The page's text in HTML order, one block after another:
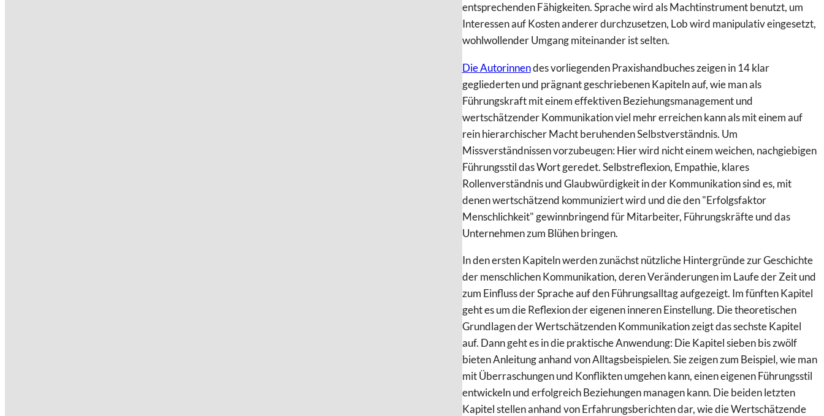
entsprechenden Fähigkeiten. Sprache wird als Machtinstrument benutzt, um
Interessen auf Kosten anderer durchzusetzen, Lob wird manipulativ eingesetzt,
wohlwollender Umgang miteinander ist selten.
Die Autorinnendes vorliegenden Praxishandbuches zeigen in 14 klar
gegliederten und prägnant geschriebenen Kapiteln auf, wie man als
Führungskraft mit einem effektiven Beziehungsmanagement und
wertschätzender Kommunikation viel mehr erreichen kann als mit einem auf
rein hierarchischer Macht beruhenden Selbstverständnis. Um
Missverständnissen vorzubeugen: Hier wird nicht einem weichen, nachgiebigen
Führungsstil das Wort geredet. Selbstreflexion, Empathie, klares
Rollenverständnis und Glaubwürdigkeit in der Kommunikation sind es, mit
denen wertschätzend kommuniziert wird und die den "Erfolgsfaktor
Menschlichkeit" gewinnbringend für Mitarbeiter, Führungskräfte und das
Unternehmen zum Blühen bringen.
In den ersten Kapiteln werden zunächst nützliche Hintergründe zur Geschichte
der menschlichen Kommunikation, deren Veränderungen im Laufe der Zeit und
zum Einfluss der Sprache auf den Führungsalltag aufgezeigt. Im fünften Kapitel
geht es um die Reflexion der eigenen inneren Einstellung. Die theoretischen
Grundlagen der Wertschätzenden Kommunikation zeigt das sechste Kapitel
auf. Dann geht es in die praktische Anwendung: Die Kapitel sieben bis zwölf
bieten Anleitung anhand von Alltagsbeispielen. Sie zeigen zum Beispiel, wie man
mit Überraschungen und Konflikten umgehen kann, einen eigenen Führungsstil
entwickeln und erfolgreich Beziehungen managen kann. Die beiden letzten
Kapitel stellen anhand von Erfahrungsberichten dar, wie die Wertschätzende